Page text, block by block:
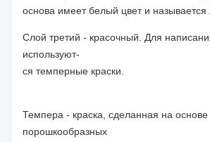
основа имеет белый цвет и называется
Слой третий - красочный. Для
используют-
ся темперные краски.
Темпера - краска, сделанная на основе
порошкообразных